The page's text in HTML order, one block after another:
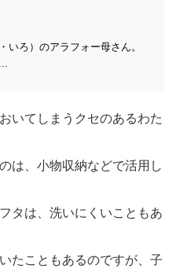
いろ）のアラフォー母さん。
いてしまうクセのあるわた
は、小物収納などで活用し
タは、洗いにくいこともあ
たこともあるのですが、子